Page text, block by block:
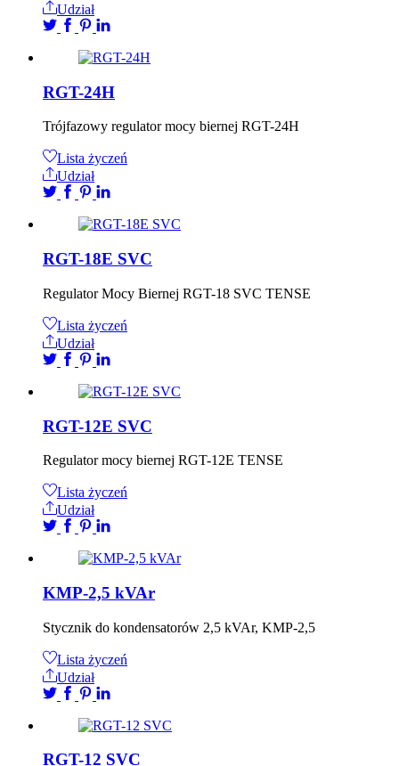
Udział
RGT-24H
Trójfazowy regulator mocy biernej RGT-24H
Lista życzeń
Udział
RGT-18E SVC
Regulator Mocy Biernej RGT-18 SVC TENSE
Lista życzeń
Udział
RGT-12E SVC
Regulator mocy biernej RGT-12E TENSE
Lista życzeń
Udział
KMP-2,5 kVAr
Stycznik do kondensatorów 2,5 kVAr, KMP-2,5
Lista życzeń
Udział
RGT-12 SVC